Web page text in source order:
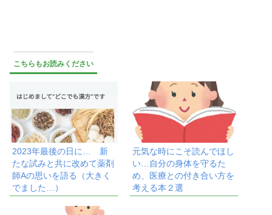
こちらもお読みください
2023年最後の日に… 新
たな試みと共に改めて薬剤
師Aの思いを語る（大きく
でました…）
元気な時にこそ読んでほし
い…自分の身体を守るた
め、医療との付き合い方を
考える本２選